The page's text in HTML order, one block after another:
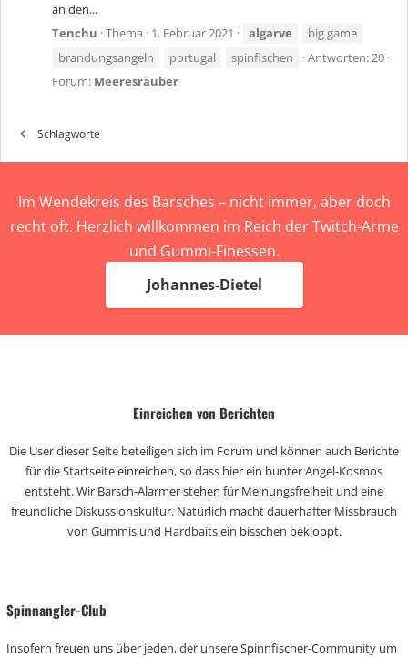
an den...
Tenchu Thema 1. Februar 2021 algarve
big game
brandungsangeln
portugal spinfischen
Antworten: 20
Forum: Meeresräuber
Schlagworte
Im Wendekreis des Barsches – nicht immer, aber doch
recht oft. Herzlich willkommen im Reich der Twitch-Arme
und Gummi-Finessen.
Johannes-Dietel
Einreichen von Berichten
Die User dieser Seite beteiligen sich im Forum und können auch Berichte
für die Startseite einreichen, so dass hier ein bunter Angel-Kosmos
entsteht. Wir Barsch-Alarmer stehen für Meinungsfreiheit und eine
freundliche Diskussionskultur. Natürlich macht dauerhafter Missbrauch
von Gummis und Hardbaits ein bisschen bekloppt.
Spinnangler-Club
Insofern freuen uns über jeden, der unsere Spinnfischer-Community um